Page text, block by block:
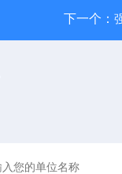
下一个：